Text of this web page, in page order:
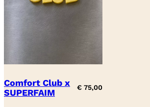
Comfort Club x
SUPERFAIM
€ 75,00